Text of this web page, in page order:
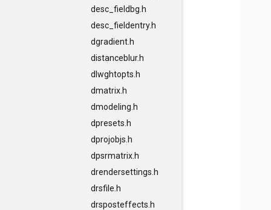
desc_fieldbg.h
desc_fieldentry.h
dgradient.h
distanceblur.h
dlwghtopts.h
dmatrix.h
dmodeling.h
dpresets.h
dprojobjs.h
dpsrmatrix.h
drendersettings.h
drsfile.h
drsposteffects.h